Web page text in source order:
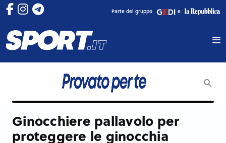
Parte del gruppo e
Ginocchiere pallavolo per
proteggere le ginocchia